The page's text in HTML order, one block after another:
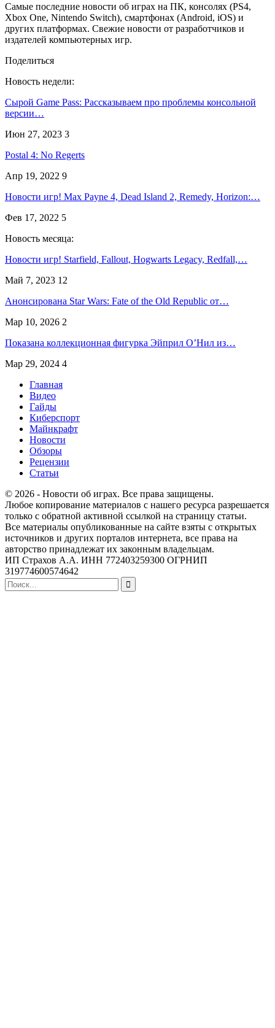
Самые последние новости об играх на ПК, консолях (PS4,
Xbox One, Nintendo Switch), смартфонах (Android, iOS) и
других платформах. Свежие новости от разработчиков и
издателей компьютерных игр.
Поделиться
Новость недели:
Сырой Game Pass: Рассказываем про проблемы консольной
версии…
Июн 27, 2023 3
Postal 4: No Regerts
Апр 19, 2022 9
Новости игр! Max Payne 4, Dead Island 2, Remedy, Horizon:…
Фев 17, 2022 5
Новость месяца:
Новости игр! Starfield, Fallout, Hogwarts Legacy, Redfall,…
Май 7, 2023 12
Анонсирована Star Wars: Fate of the Old Republic от…
Мар 10, 2026 2
Показана коллекционная фигурка Эйприл О’Нил из…
Мар 29, 2024 4
Главная
Видео
Гайды
Киберспорт
Майнкрафт
Новости
Обзоры
Рецензии
Статьи
© 2026 - Новости об играх. Все права защищены.
Любое копирование материалов с нашего ресурса разрешается
только с обратной активной ссылкой на страницу статьи.
Все материалы опубликованные на сайте взяты с открытых
источников и других порталов интернета, все права на
авторство принадлежат их законным владельцам.
ИП Страхов А.А. ИНН 772403259300 ОГРНИП
319774600574642